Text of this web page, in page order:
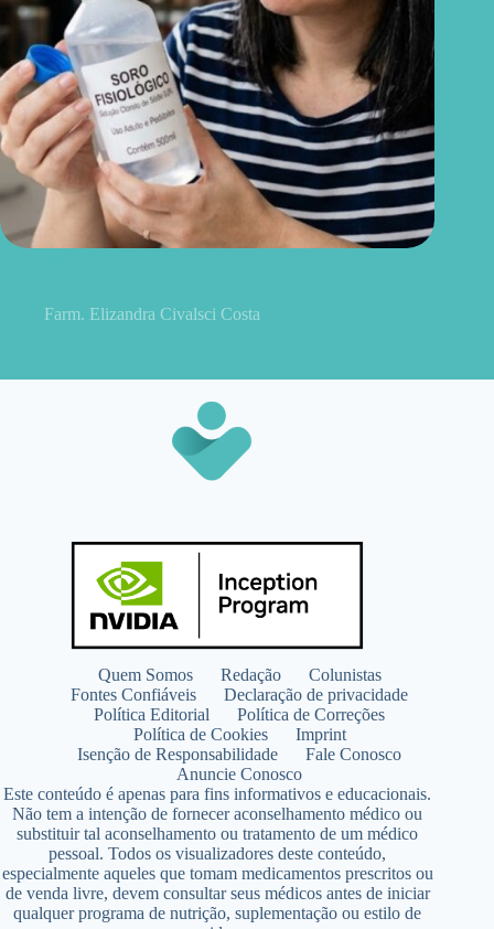
Farm. Elizandra Civalsci Costa
Quem Somos Redação
Colunistas
Fontes Confiáveis
Declaração de privacidade
Política Editorial
Política de Correções
Política de Cookies
Imprint
Isenção de Responsabilidade
Fale Conosco
Anuncie Conosco
Este conteúdo é apenas para fins informativos e educacionais.
Não tem a intenção de fornecer aconselhamento médico ou
substituir tal aconselhamento ou tratamento de um médico
pessoal. Todos os visualizadores deste conteúdo,
especialmente aqueles que tomam medicamentos prescritos ou
de venda livre, devem consultar seus médicos antes de iniciar
qualquer programa de nutrição, suplementação ou estilo de